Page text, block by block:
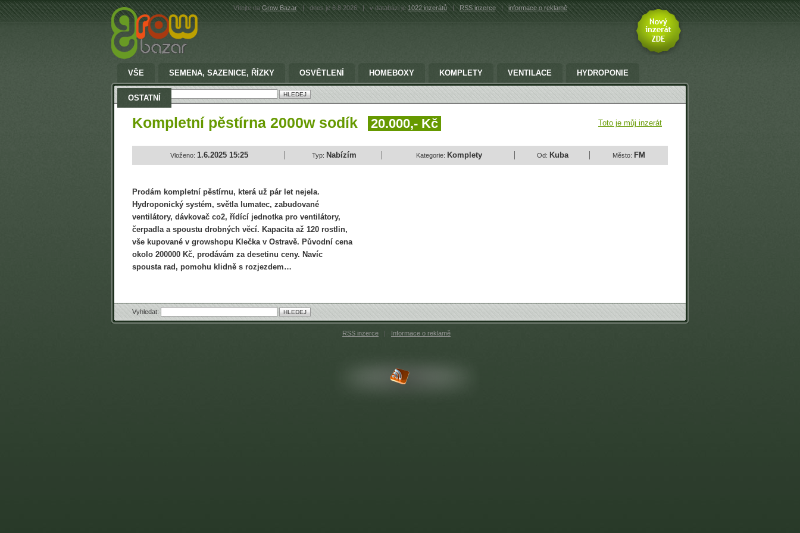
Vítejte naGrow Bazar | dnes je 6.8.2026 | v databázi je1022 inzerátů | RSS inzerce | informace o reklamě
VŠE SEMENA, SAZENICE, ŘÍZKY OSVĚTLENÍ HOMEBOXY KOMPLETY VENTILACE HYDROPONIE
OSTATNÍ
Vyhledat:
Kompletní pěstírna 2000w sodík 20.000,- Kč Toto je můj inzerát
Vloženo: 1.6.2025 15:25 Typ: Nabízím Kategorie: Komplety Od: Kuba Město: FM
Prodám kompletní pěstírnu, která už pár let nejela.
Hydroponický systém, světla lumatec, zabudované
ventilátory, dávkovač co2, řídící jednotka pro ventilátory,
čerpadla a spoustu drobných věcí. Kapacita až 120 rostlin,
vše kupované v growshopu Klečka v Ostravě. Původní cena
okolo 200000 Kč, prodávám za desetinu ceny. Navíc
spousta rad, pomohu klidně s rozjezdem…
Vyhledat:
RSS inzerce | Informace o reklamě